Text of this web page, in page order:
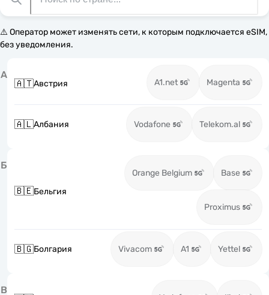
⚠️ Оператор может изменять сети, к которым подключается eSIM,
без уведомления.
А
🇦🇹Австрия A1.net Magenta
🇦🇱Албания Vodafone Telekom.al
Б
🇧🇪Бельгия
Orange Belgium Base
Proximus
🇧🇬Болгария Vivacom A1 Yettel
В